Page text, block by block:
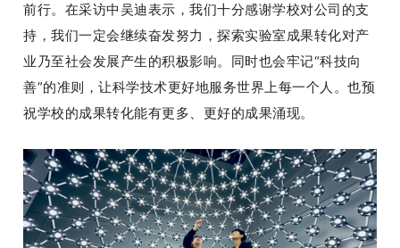
前行。 在采访中吴迪表示，我们十分感谢学校对公司的支
持，我们一定会继续奋发努力，探索实验室成果转化对产
业乃至社会发展产生的积极影响。 同时也会牢记“科技向
善”的准则，让科学技术更好地服务世界上每一个人。 也预
祝学校的成果转化能有更多、更好的成果涌现。